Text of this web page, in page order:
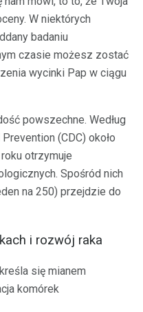
W niektórych
badaniu
czasie możesz zostać
wycinki Pap w ciągu
powszechne. Według
(CDC) około
otrzymuje
Spośród nich
na 250) przejdzie do
i rozwój raka
się mianem
komórek